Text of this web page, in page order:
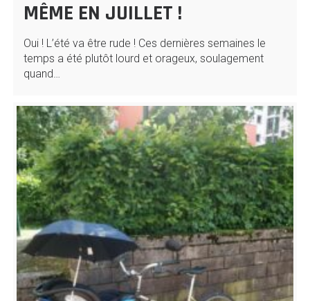
MÊME EN JUILLET !
Oui ! L’été va être rude ! Ces dernières semaines le
temps a été plutôt lourd et orageux, soulagement
quand…